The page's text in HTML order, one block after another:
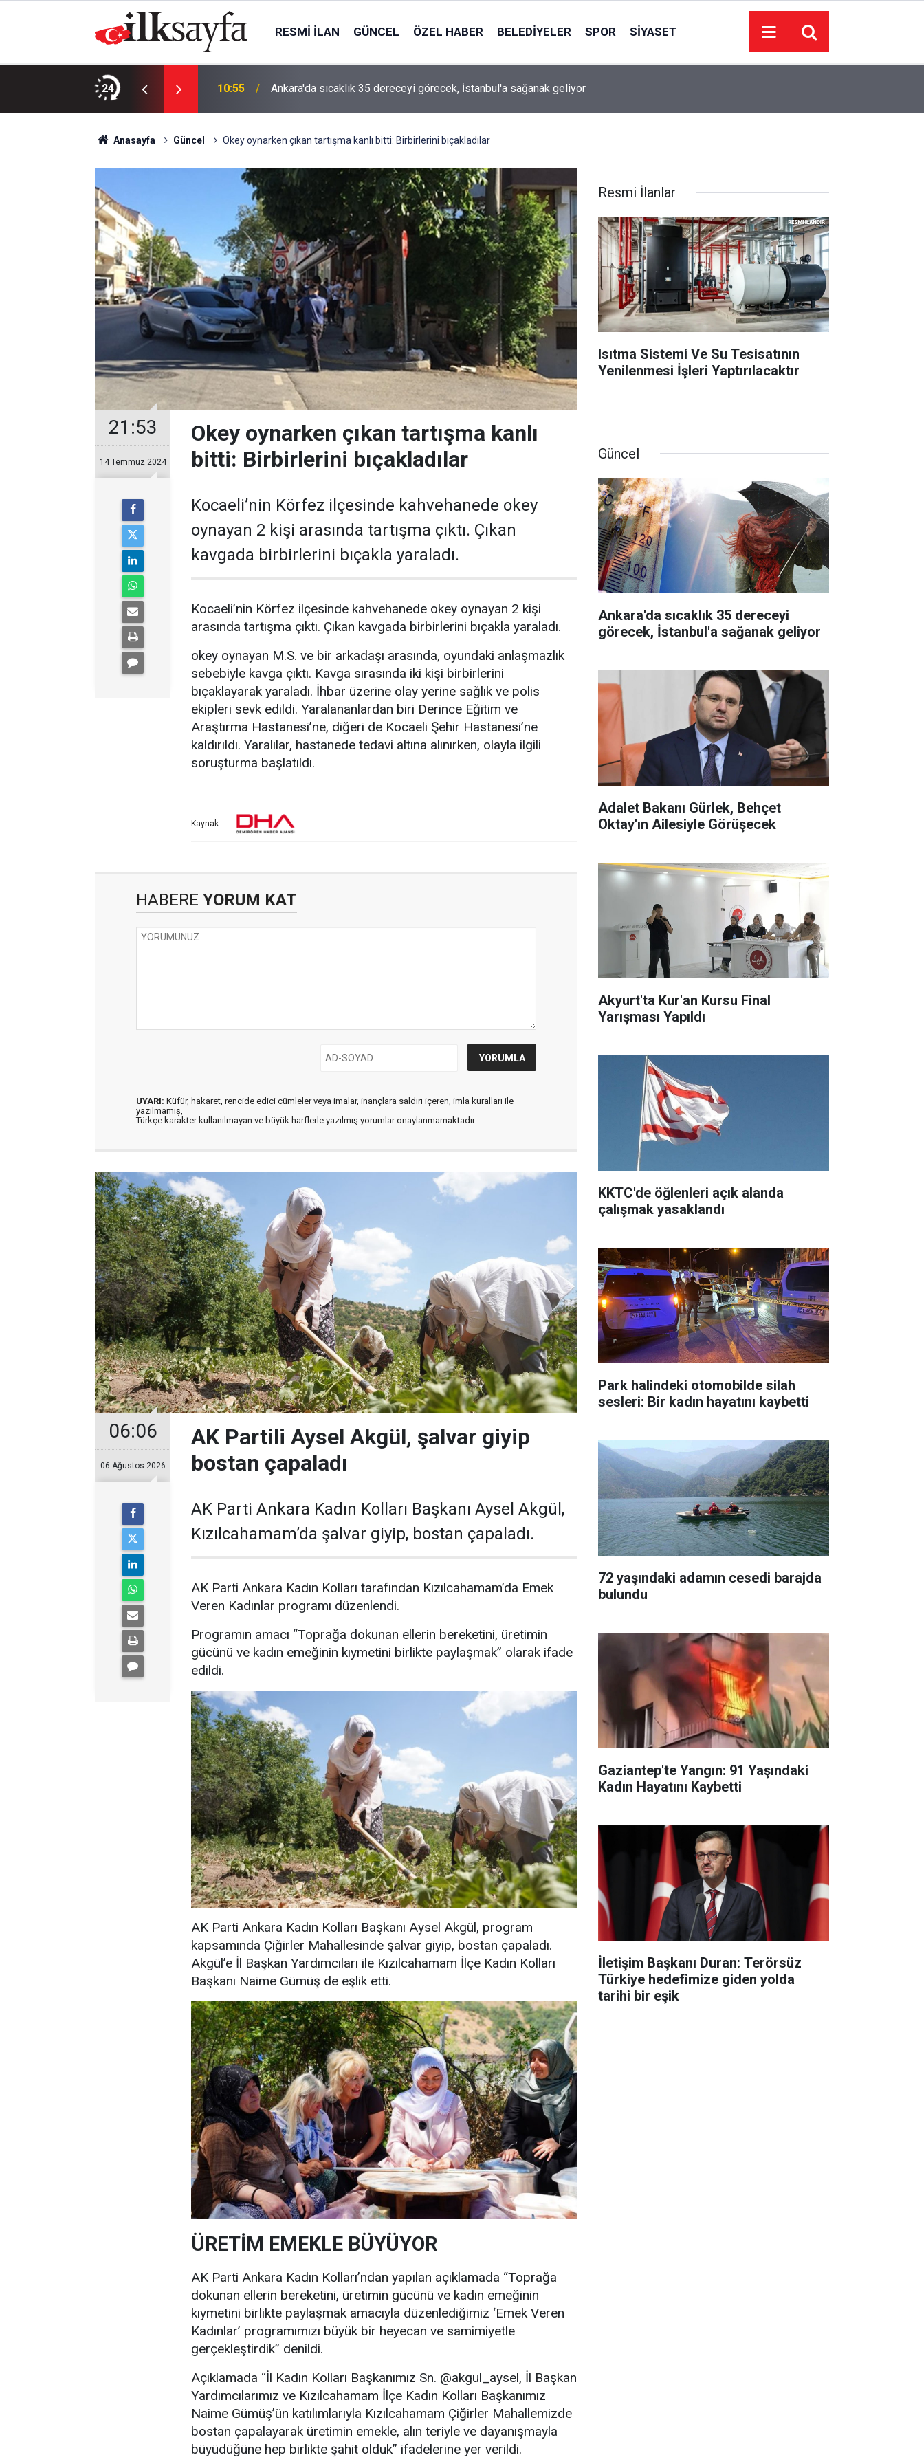
RESMI İLAN GÜNCEL ÖZEL HABER BELEDIYELER SPOR SIYASET
24 10:55 Ankara'da sıcaklık 35 dereceyi görecek, İstanbul'a sağanak geliyor
Anasayfa Güncel Okey oynarken çıkan tartışma kanlı bitti: Birbirlerini bıçakladılar
21:53
14 Temmuz 2024
Okey oynarken çıkan tartışma kanlı
bitti: Birbirlerini bıçakladılar
Kocaeli’nin Körfez ilçesinde kahvehanede okey
oynayan 2 kişi arasında tartışma çıktı. Çıkan
kavgada birbirlerini bıçakla yaraladı.
Kocaeli’nin Körfez ilçesinde kahvehanede okey oynayan 2 kişi
arasında tartışma çıktı. Çıkan kavgada birbirlerini bıçakla yaraladı.
okey oynayan M.S. ve bir arkadaşı arasında, oyundaki anlaşmazlık
sebebiyle kavga çıktı. Kavga sırasında iki kişi birbirlerini
bıçaklayarak yaraladı. İhbar üzerine olay yerine sağlık ve polis
ekipleri sevk edildi. Yaralananlardan biri Derince Eğitim ve
Araştırma Hastanesi’ne, diğeri de Kocaeli Şehir Hastanesi’ne
kaldırıldı. Yaralılar, hastanede tedavi altına alınırken, olayla ilgili
soruşturma başlatıldı.
Kaynak:
HABERE YORUM KAT
UYARI: Küfür, hakaret, rencide edici cümleler veya imalar, inançlara saldırı içeren, imla kuralları ile
yazılmamış,
Türkçe karakter kullanılmayan ve büyük harflerle yazılmış yorumlar onaylanmamaktadır.
06:06
06 Ağustos 2026
AK Partili Aysel Akgül, şalvar giyip
bostan çapaladı
AK Parti Ankara Kadın Kolları Başkanı Aysel Akgül,
Kızılcahamam’da şalvar giyip, bostan çapaladı.
AK Parti Ankara Kadın Kolları tarafından Kızılcahamam’da Emek
Veren Kadınlar programı düzenlendi.
Programın amacı “Toprağa dokunan ellerin bereketini, üretimin
gücünü ve kadın emeğinin kıymetini birlikte paylaşmak” olarak ifade
edildi.
AK Parti Ankara Kadın Kolları Başkanı Aysel Akgül, program
kapsamında Çiğirler Mahallesinde şalvar giyip, bostan çapaladı.
Akgül’e İl Başkan Yardımcıları ile Kızılcahamam İlçe Kadın Kolları
Başkanı Naime Gümüş de eşlik etti.
ÜRETİM EMEKLE BÜYÜYOR
AK Parti Ankara Kadın Kolları’ndan yapılan açıklamada “Toprağa
dokunan ellerin bereketini, üretimin gücünü ve kadın emeğinin
kıymetini birlikte paylaşmak amacıyla düzenlediğimiz ‘Emek Veren
Kadınlar’ programımızı büyük bir heyecan ve samimiyetle
gerçekleştirdik” denildi.
Açıklamada “İl Kadın Kolları Başkanımız Sn. @akgul_aysel, İl Başkan
Yardımcılarımız ve Kızılcahamam İlçe Kadın Kolları Başkanımız
Naime Gümüş’ün katılımlarıyla Kızılcahamam Çiğirler Mahallemizde
bostan çapalayarak üretimin emekle, alın teriyle ve dayanışmayla
büyüdüğüne hep birlikte şahit olduk” ifadelerine yer verildi.
Resmi İlanlar
Isıtma Sistemi Ve Su Tesisatının
Yenilenmesi İşleri Yaptırılacaktır
Güncel
Ankara'da sıcaklık 35 dereceyi
görecek, İstanbul'a sağanak geliyor
Adalet Bakanı Gürlek, Behçet
Oktay'ın Ailesiyle Görüşecek
Akyurt'ta Kur'an Kursu Final
Yarışması Yapıldı
KKTC'de öğlenleri açık alanda
çalışmak yasaklandı
Park halindeki otomobilde silah
sesleri: Bir kadın hayatını kaybetti
72 yaşındaki adamın cesedi barajda
bulundu
Gaziantep'te Yangın: 91 Yaşındaki
Kadın Hayatını Kaybetti
İletişim Başkanı Duran: Terörsüz
Türkiye hedefimize giden yolda
tarihi bir eşik